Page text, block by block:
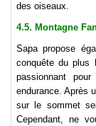
des oiseaux.
4.5. Montagne
Sapa propose
conquête du plus
passionnant
endurance. Après
sur le sommet
Cependant, ne